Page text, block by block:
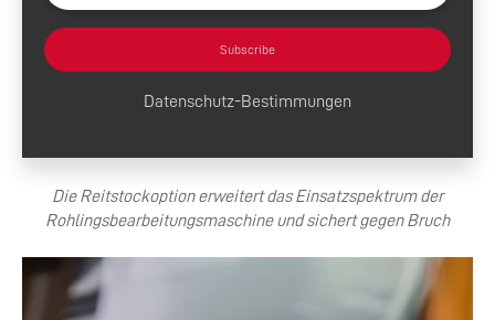
Subscribe
Datenschutz-Bestimmungen
Die Reitstockoption erweitert das Einsatzspektrum der
Rohlingsbearbeitungsmaschine und sichert gegen Bruch